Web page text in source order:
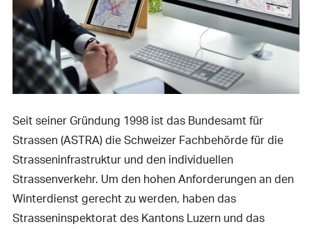
Seit seiner Gründung 1998 ist das Bundesamt für
Strassen (ASTRA) die Schweizer Fachbehörde für die
Strasseninfrastruktur und den individuellen
Strassenverkehr. Um den hohen Anforderungen an den
Winterdienst gerecht zu werden, haben das
Strasseninspektorat des Kantons Luzern und das